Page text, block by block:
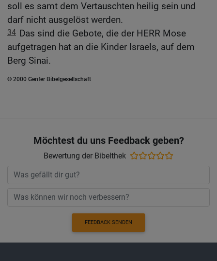
soll es samt dem Vertauschten heilig sein und
darf nicht ausgelöst werden.
34 Das sind die Gebote, die der HERR Mose
aufgetragen hat an die Kinder Israels, auf dem
Berg Sinai.
© 2000 Genfer Bibelgesellschaft
Möchtest du uns Feedback geben?
Bewertung der Bibelthek
FEEDBACK SENDEN